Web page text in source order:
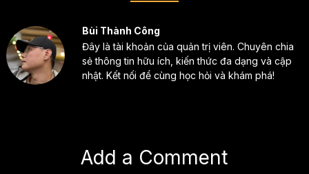
Bùi Thành Công
Đây là tài khoản của quản trị viên. Chuyên chia
sẻ thông tin hữu ích, kiến thức đa dạng và cập
nhật. Kết nối để cùng học hỏi và khám phá!
Add a Comment